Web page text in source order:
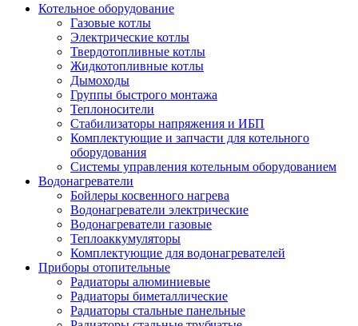
Котельное оборудование
Газовые котлы
Электрические котлы
Твердотопливные котлы
Жидкотопливные котлы
Дымоходы
Группы быстрого монтажа
Теплоносители
Стабилизаторы напряжения и ИБП
Комплектующие и запчасти для котельного
оборудования
Системы управления котельным оборудованием
Водонагреватели
Бойлеры косвенного нагрева
Водонагреватели электрические
Водонагреватели газовые
Теплоаккумуляторы
Комплектующие для водонагревателей
Приборы отопительные
Радиаторы алюминиевые
Радиаторы биметаллические
Радиаторы стальные панельные